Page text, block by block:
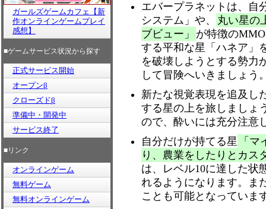
ガールズゲームカフェ【新
作オンラインゲームプレイ
感想】
■ゲームサービス状況から探す
正式サービス開始
オープンβ
クローズドβ
準備中・開発中
サービス終了
■リンク
オンラインゲーム
無料ゲーム
無料オンラインゲーム
エバープラネットは、自
システム」や、
丸い星の
ブビュー」
が特徴の
する平和な星「ハネア」
を破壊しようとする勢力
して冒険へいきましょう
新たな視覚表現を追及し
する星の上を旅しましょ
ので、酔いには充分注意
自分だけが持てる星
「
り、農業をしたりとカス
は、レベル10に達した状
れるようになります。ま
ことも可能となっていま